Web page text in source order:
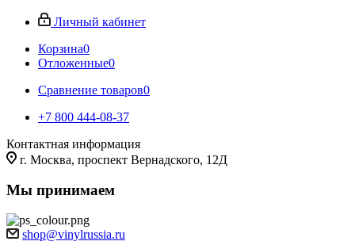
Личный кабинет
Корзина0
Отложенные0
Сравнение товаров0
+7 800 444-08-37
Контактная информация
г. Москва, проспект Вернадского, 12Д
Мы принимаем
shop@vinylrussia.ru